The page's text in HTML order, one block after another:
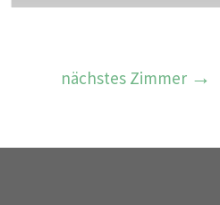
nächstes Zimmer